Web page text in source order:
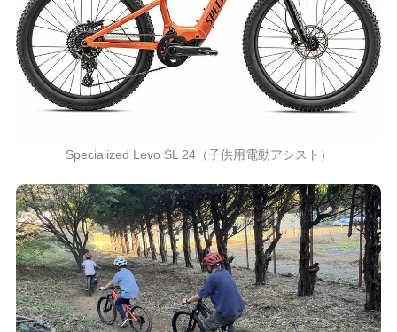
Specialized Levo SL 24（子供用電動アシスト）